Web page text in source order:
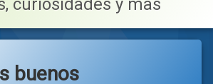
curiosidades y mas
buenos